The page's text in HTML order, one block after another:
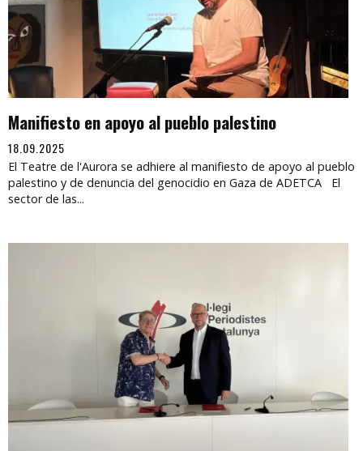
Manifiesto en apoyo al pueblo palestino
18.09.2025
El Teatre de l'Aurora se adhiere al manifiesto de apoyo al pueblo
palestino y de denuncia del genocidio en Gaza de ADETCA El
sector de las...